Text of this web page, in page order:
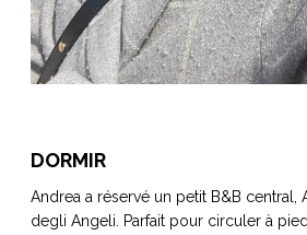
DORMIR
Andrea a réservé un petit B&B central,
degli Angeli. Parfait pour circuler à